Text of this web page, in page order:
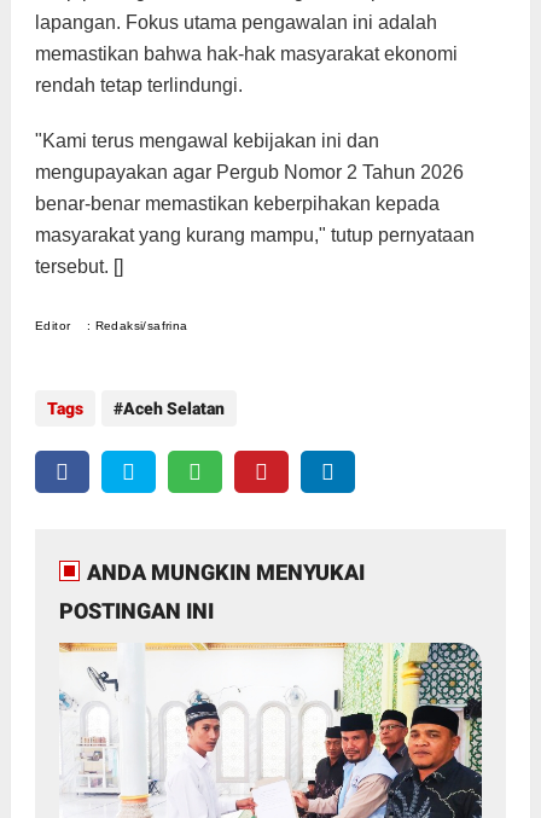
lapangan. Fokus utama pengawalan ini adalah
memastikan bahwa hak-hak masyarakat ekonomi
rendah tetap terlindungi.
"Kami terus mengawal kebijakan ini dan
mengupayakan agar Pergub Nomor 2 Tahun 2026
benar-benar memastikan keberpihakan kepada
masyarakat yang kurang mampu," tutup pernyataan
tersebut. []
Editor : Redaksi/safrina
Tags Aceh Selatan
ANDA MUNGKIN MENYUKAI
POSTINGAN INI